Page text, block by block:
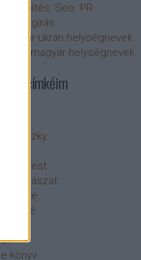
Linképítés, Seo. PR
Szövegírás
Magyar-ukrán helységnevek
Ukrán-magyar helységnevek
Főbb címkéim
berniczky
Budapest
csillagászat
csönge
digitálé
ex
e könyv